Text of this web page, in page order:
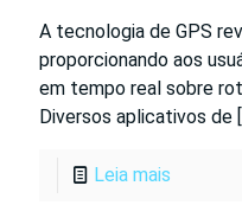
A tecnologia de GPS
proporcionando aos
em tempo real sobre
Diversos aplicativos de
Leia mais